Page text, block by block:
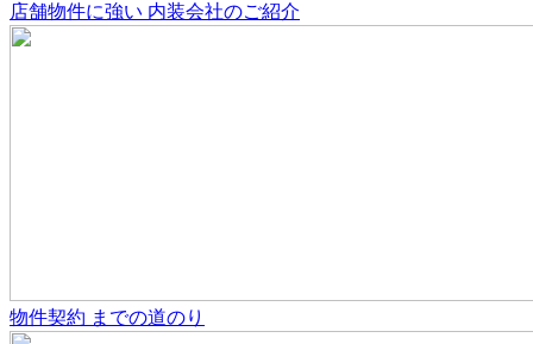
店舗物件に強い 内装会社のご紹介
物件契約 までの道のり